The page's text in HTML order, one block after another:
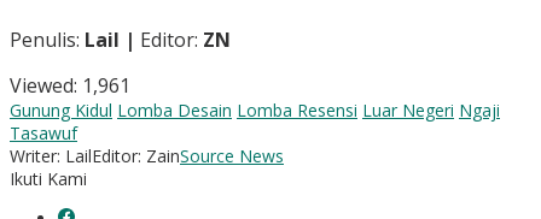
Penulis: Lail | Editor: ZN
Viewed: 1,961
Gunung Kidul Lomba Desain Lomba Resensi Luar Negeri Ngaji
Tasawuf
Writer: LailEditor: ZainSource News
Ikuti Kami